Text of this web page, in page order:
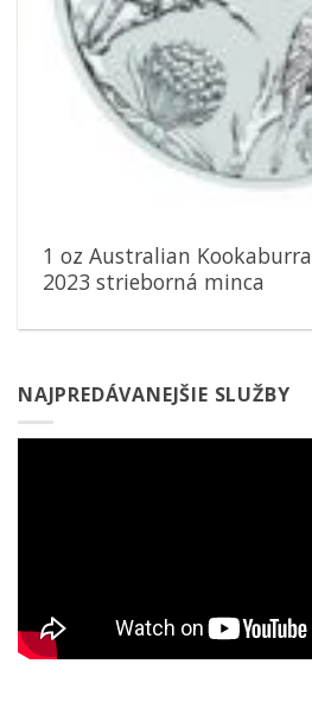
1 oz Australian Kookaburra
2023 strieborná minca
NAJPREDÁVANEJŠIE SLUŽBY